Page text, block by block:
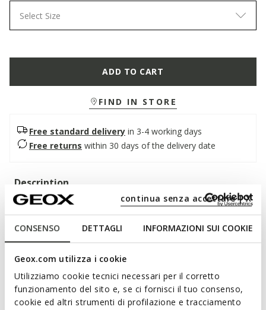
CONSENSO DETTAGLI INFORMAZIONI SUI COOKIE
Geox.com utilizza i cookie
Utilizziamo cookie tecnici necessari per il corretto
funzionamento del sito e, se ci fornisci il tuo consenso,
cookie ed altri strumenti di profilazione e tracciamento
continua senza accettare | X
Select Size
ADD TO CART
FIND IN STORE
Free standard delivery in 3-4 working days
Free returns within 30 days of the delivery date
Description
A formal men's shoe that combines comfort and impeccable
style. Here in a classic black version, it features a smooth
leather upper and a tapered line that enhances its elegance.
Light and breathable, Iacopo adds a touch of class to office
outfits and special occasions.
Features